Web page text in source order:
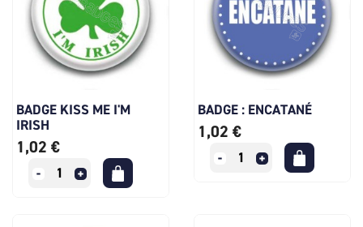
BADGE KISS ME I'M
IRISH
1,02 €
BADGE : ENCATANÉ
1,02 €